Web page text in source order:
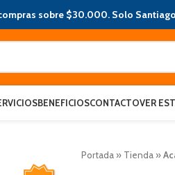
sobre $30.000. Solo
BENEFICIOSCONTACTOVER
Portada » Tienda »